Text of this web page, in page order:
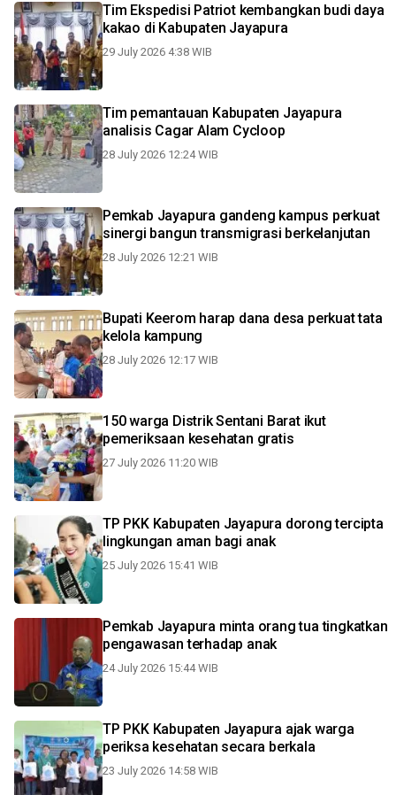
Tim Ekspedisi Patriot kembangkan budi daya
kakao di Kabupaten Jayapura
29 July 2026 4:38 WIB
Tim pemantauan Kabupaten Jayapura
analisis Cagar Alam Cycloop
28 July 2026 12:24 WIB
Pemkab Jayapura gandeng kampus perkuat
sinergi bangun transmigrasi berkelanjutan
28 July 2026 12:21 WIB
Bupati Keerom harap dana desa perkuat tata
kelola kampung
28 July 2026 12:17 WIB
150 warga Distrik Sentani Barat ikut
pemeriksaan kesehatan gratis
27 July 2026 11:20 WIB
TP PKK Kabupaten Jayapura dorong tercipta
lingkungan aman bagi anak
25 July 2026 15:41 WIB
Pemkab Jayapura minta orang tua tingkatkan
pengawasan terhadap anak
24 July 2026 15:44 WIB
TP PKK Kabupaten Jayapura ajak warga
periksa kesehatan secara berkala
23 July 2026 14:58 WIB